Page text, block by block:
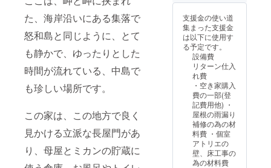
た、海岸沿いにある集落で
怒和島と同じように、とて
も静かで、ゆったりとした
時間が流れている、中島で
も珍しい場所です。
この家は、この地方で良く
見かける立派な長屋門があ
り、母屋とミカンの貯蔵に
円)
費2.000円相当
＋会費(入会
金 3.000円) 3.
個室アトリエ使
用料(10.000円
×1日分)＋会費
(入会金 3.000円)
参加料は、
1.000円単位で設
定されていま
す。
※ワークショッ
プの開催案内
は、随時ご案内
します。
※設定された期
限までに、メー
ルでお申し込み
下さい。 ＋会
費(入会金
3.000円＋年会
費 2.000円) 2.
名前を
ご記入
くださ
い
アトリ
用して
製作し
た作品
を施設
内に常
設展示
しま
す。 1.
個室ア
支援金の使い道
集まった支援金
は以下に使用す
る予定です。
設備費
リターン仕入
れ費
・空き家購入
費の一部(登
記費用他) ・
屋根の雨漏り
補修の為の材
料費 ・個室
アトリエの
壁、床工事の
為の材料費